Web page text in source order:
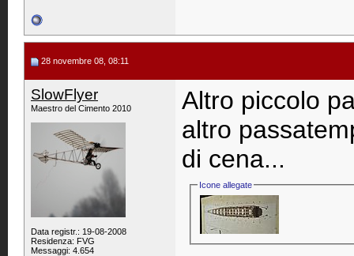
28 novembre 08, 08:11
SlowFlyer
Maestro del Cimento 2010
Data registr.: 19-08-2008
Residenza: FVG
Messaggi: 4.654
Altro piccolo
altro
di cena...
Icone allegate